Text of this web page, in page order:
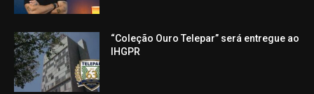
“Coleção Ouro Telepar” será entregue ao
IHGPR